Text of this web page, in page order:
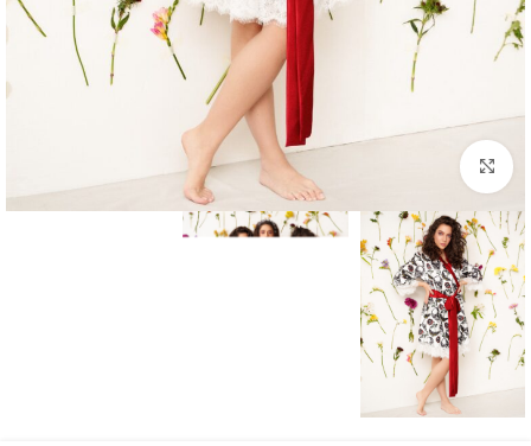
بزرگنمایی تصویر